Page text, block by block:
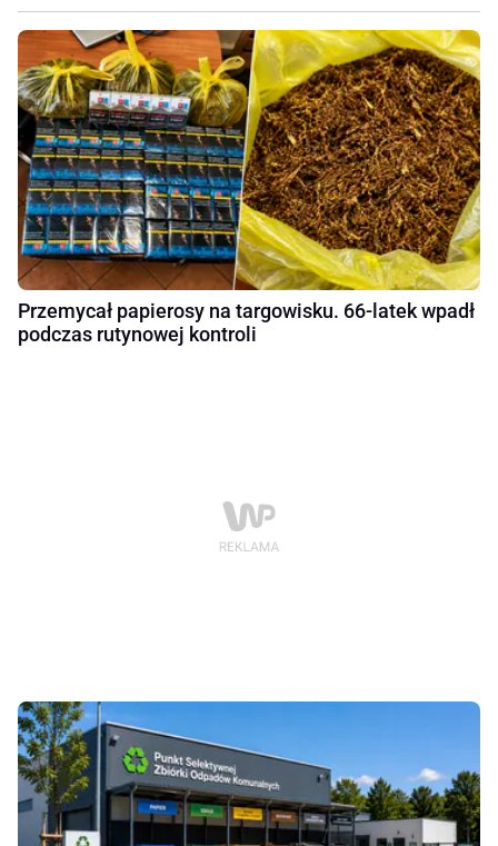
Przemycał papierosy na targowisku. 66-latek wpadł
podczas rutynowej kontroli